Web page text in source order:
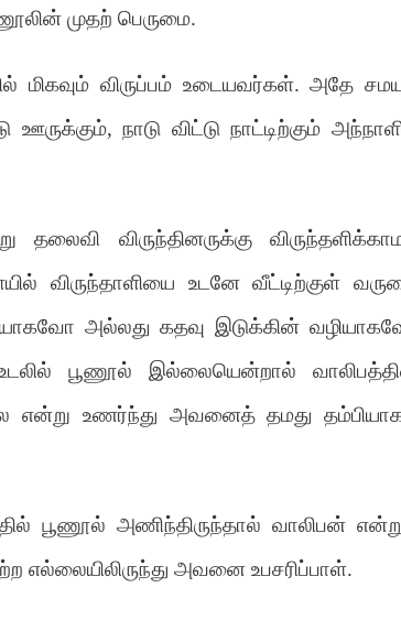
முதற் பெருமை.
மிகவும் விருப்பம் உடையவர்கள். அதே
நாடு விட்டு நாட்டிற்கும்
விருந்தினருக்கு
விருந்தாளியை உடனே வீட்டிற்குள்
அல்லது கதவு இடுக்கின்
பூணூல் இல்லையென்றால்
உணர்ந்து அவனைத் தமது
பூணூல் அணிந்திருந்தால் வாலிபன்
அவனை உபசரிப்பாள்.